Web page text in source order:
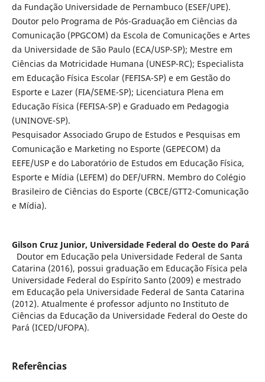
da Fundação Universidade de Pernambuco (ESEF/UPE).
Doutor pelo Programa de Pós-Graduação em Ciências da
Comunicação (PPGCOM) da Escola de Comunicações e Artes
da Universidade de São Paulo (ECA/USP-SP); Mestre em
Ciências da Motricidade Humana (UNESP-RC); Especialista
em Educação Física Escolar (FEFISA-SP) e em Gestão do
Esporte e Lazer (FIA/SEME-SP); Licenciatura Plena em
Educação Física (FEFISA-SP) e Graduado em Pedagogia
(UNINOVE-SP).
Pesquisador Associado Grupo de Estudos e Pesquisas em
Comunicação e Marketing no Esporte (GEPECOM) da
EEFE/USP e do Laboratório de Estudos em Educação Física,
Esporte e Mídia (LEFEM) do DEF/UFRN. Membro do Colégio
Brasileiro de Ciências do Esporte (CBCE/GTT2-Comunicação
e Mídia).
Gilson Cruz Junior, Universidade Federal do Oeste do Pará
Doutor em Educação pela Universidade Federal de Santa
Catarina (2016), possui graduação em Educação Física pela
Universidade Federal do Espírito Santo (2009) e mestrado
em Educação pela Universidade Federal de Santa Catarina
(2012). Atualmente é professor adjunto no Instituto de
Ciências da Educação da Universidade Federal do Oeste do
Pará (ICED/UFOPA).
Referências